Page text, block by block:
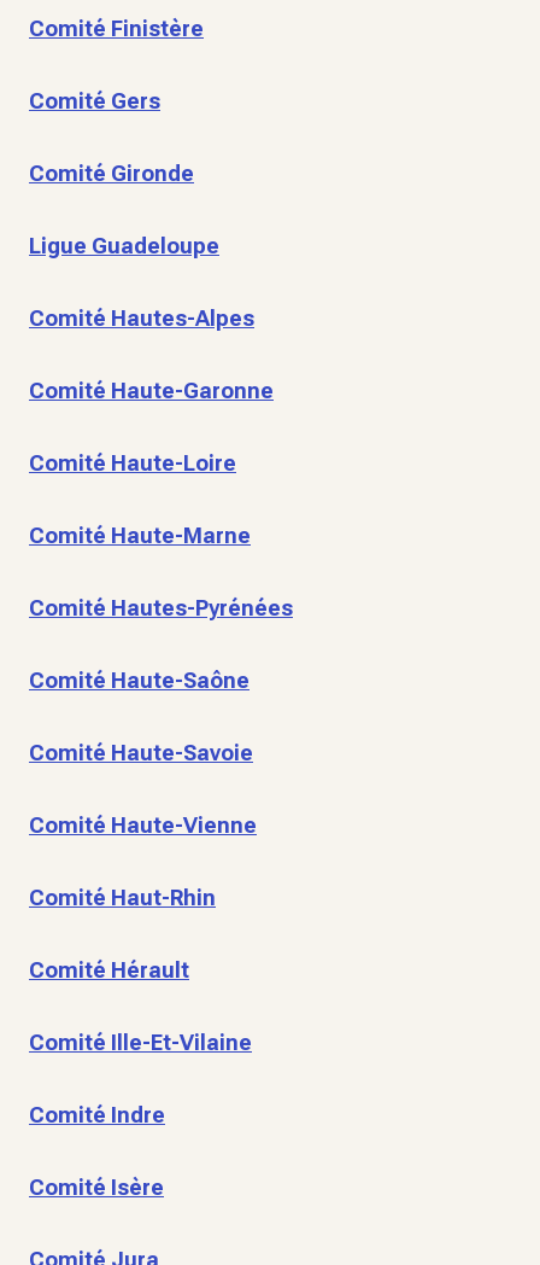
Comité Finistère
Comité Gers
Comité Gironde
Ligue Guadeloupe
Comité Hautes-Alpes
Comité Haute-Garonne
Comité Haute-Loire
Comité Haute-Marne
Comité Hautes-Pyrénées
Comité Haute-Saône
Comité Haute-Savoie
Comité Haute-Vienne
Comité Haut-Rhin
Comité Hérault
Comité Ille-Et-Vilaine
Comité Indre
Comité Isère
Comité Jura